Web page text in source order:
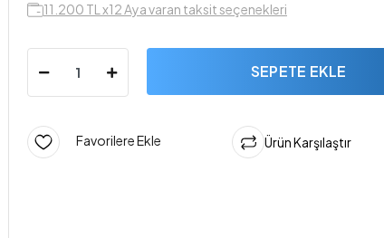
11.200 TL x12 Aya varan taksit seçenekleri
SEPETE EKLE
Favorilere Ekle Ürün Karşılaştır